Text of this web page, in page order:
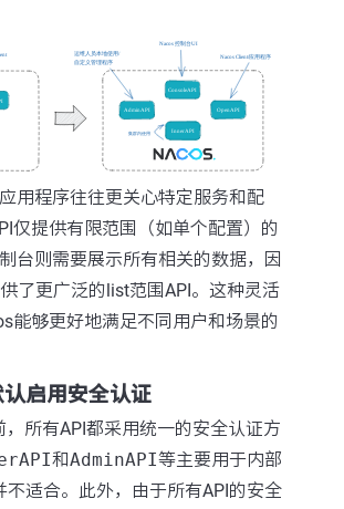
用程序往往更关心特定服务和配
仅提供有限范围（如单个配置）的
台则需要展示所有相关的数据，因
了更广泛的list范围API。这种灵活
能够更好地满足不同用户和场景的
启用安全认证
，所有API都采用统一的安全认证方
和AdminAPI等主要用于内部
不适合。此外，由于所有API的安全